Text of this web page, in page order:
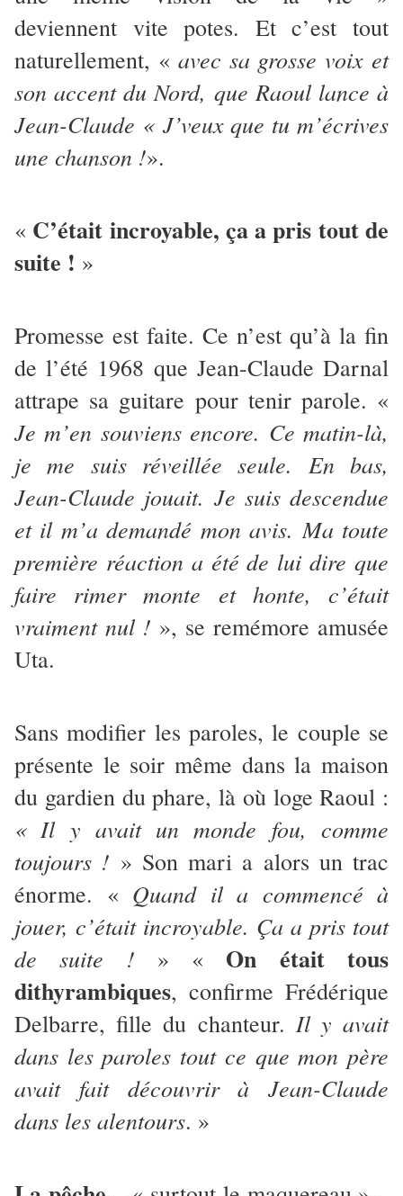
deviennent vite potes. Et c’est tout
naturellement, « avec sa grosse voix et
son accent du Nord, que Raoul lance à
Jean-Claude « J’veux que tu m’écrives
une chanson !».
« C’était incroyable, ça a pris tout de
suite ! »
Promesse est faite. Ce n’est qu’à la fin
de l’été 1968 que Jean-Claude Darnal
attrape sa guitare pour tenir parole. «
Je m’en souviens encore. Ce matin-là,
je me suis réveillée seule. En bas,
Jean-Claude jouait. Je suis descendue
et il m’a demandé mon avis. Ma toute
première réaction a été de lui dire que
faire rimer monte et honte, c’était
vraiment nul ! », se remémore amusée
Uta.
Sans modifier les paroles, le couple se
présente le soir même dans la maison
du gardien du phare, là où loge Raoul :
« Il y avait un monde fou, comme
toujours ! » Son mari a alors un trac
énorme. « Quand il a commencé à
jouer, c’était incroyable. Ça a pris tout
de suite ! » « On était tous
dithyrambiques, confirme Frédérique
Delbarre, fille du chanteur. Il y avait
dans les paroles tout ce que mon père
avait fait découvrir à Jean-Claude
dans les alentours. »